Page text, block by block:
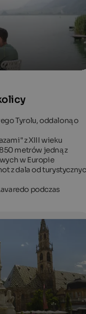
Walther von der
Tyrolu, oddaloną o
z XIII wieku
metrów jedną z
w Europie
z dala od
podczas